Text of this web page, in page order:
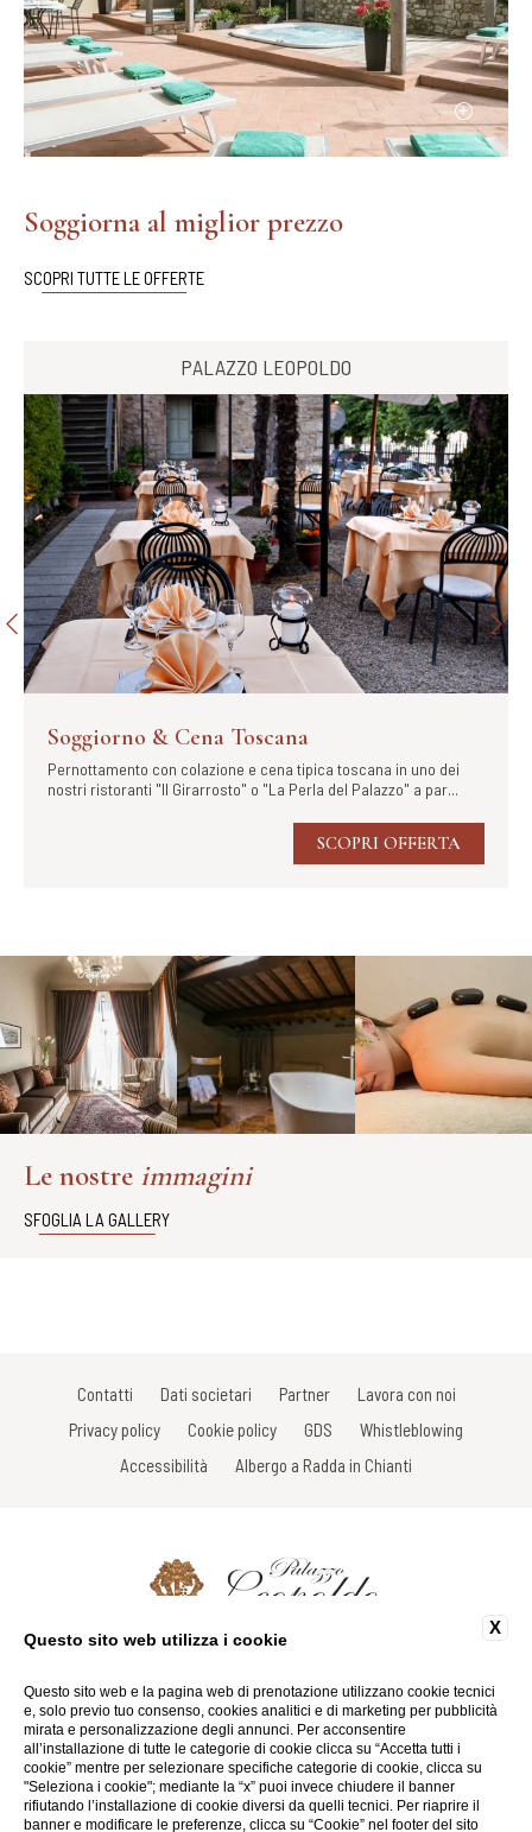
Soggiorna al miglior prezzo
SCOPRI TUTTE LE OFFERTE
PALAZZO LEOPOLDO
Soggiorno & Cena Toscana
Pernottamento con colazione e cena tipica toscana in uno dei
nostri ristoranti "Il Girarrosto" o "La Perla del Palazzo" a par...
SCOPRI OFFERTA
Le nostre immagini
SFOGLIA LA GALLERY
Contatti Dati societari Partner
Lavora con noi
Privacy policy
Cookie policy GDS
Whistleblowing
Accessibilità
Albergo a Radda in Chianti
Via Roma, 33 - 53017 Radda in Chianti - Siena - Italy
Fax: +39 0577 738031
Email:info@palazzoleopoldo.it
P.Iva 01116290527
Website by Blastness
X
Questo sito web utilizza i cookie
Questo sito web e la pagina web di prenotazione utilizzano cookie tecnici
e, solo previo tuo consenso, cookies analitici e di marketing per pubblicità
mirata e personalizzazione degli annunci. Per acconsentire
all’installazione di tutte le categorie di cookie clicca su “Accetta tutti i
cookie” mentre per selezionare specifiche categorie di cookie, clicca su
"Seleziona i cookie"; mediante la “x” puoi invece chiudere il banner
rifiutando l’installazione di cookie diversi da quelli tecnici. Per riaprire il
banner e modificare le preferenze, clicca su “Cookie” nel footer del sito